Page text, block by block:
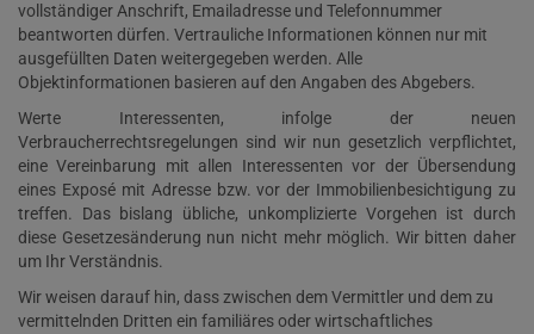
vollständiger Anschrift, Emailadresse und Telefonnummer
beantworten dürfen. Vertrauliche Informationen können nur mit
ausgefüllten Daten weitergegeben werden. Alle
Objektinformationen basieren auf den Angaben des Abgebers.
Werte Interessenten, infolge der neuen
Verbraucherrechtsregelungen sind wir nun gesetzlich verpflichtet,
eine Vereinbarung mit allen Interessenten vor der Übersendung
eines Exposé mit Adresse bzw. vor der Immobilienbesichtigung zu
treffen. Das bislang übliche, unkomplizierte Vorgehen ist durch
diese Gesetzesänderung nun nicht mehr möglich. Wir bitten daher
um Ihr Verständnis.
Wir weisen darauf hin, dass zwischen dem Vermittler und dem zu
vermittelnden Dritten ein familiäres oder wirtschaftliches